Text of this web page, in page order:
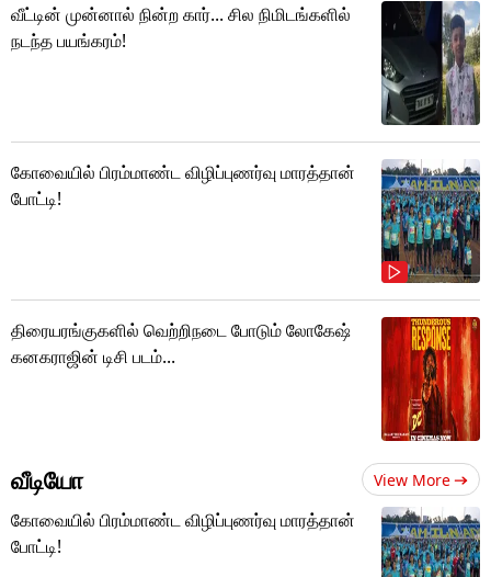
வீட்டின் முன்னால் நின்ற கார்... சில நிமிடங்களில்
நடந்த பயங்கரம்!
கோவையில் பிரம்மாண்ட விழிப்புணர்வு மாரத்தான்
போட்டி!
திரையரங்குகளில் வெற்றிநடை போடும் லோகேஷ்
கனகராஜின் டிசி படம்...
வீடியோ View More
கோவையில் பிரம்மாண்ட விழிப்புணர்வு மாரத்தான்
போட்டி!